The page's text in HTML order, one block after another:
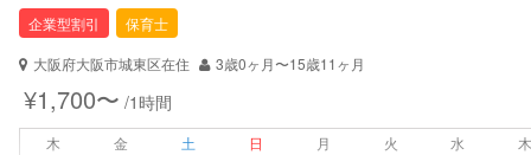
企業型割引
保育士
大阪府大阪市城東区在住
3歳0ヶ月〜15歳11ヶ月
¥1,700〜 /1時間
木 金 土 日 月 火 水